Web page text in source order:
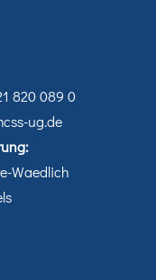
820 089 0
ug.de
Waedlich